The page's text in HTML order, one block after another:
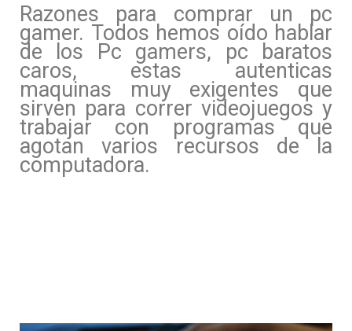
Razones para comprar un pc
gamer. Todos hemos oído hablar
de los Pc gamers, pc baratos
caros, estas autenticas
maquinas muy exigentes que
sirven para correr videojuegos y
trabajar con programas que
agotan varios recursos de la
computadora.